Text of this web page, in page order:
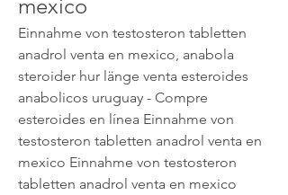
mexico
Einnahme von testosteron tabletten
anadrol venta en mexico, anabola
steroider hur länge venta esteroides
anabolicos uruguay - Compre
esteroides en línea Einnahme von
testosteron tabletten anadrol venta en
mexico Einnahme von testosteron
tabletten anadrol venta en mexico